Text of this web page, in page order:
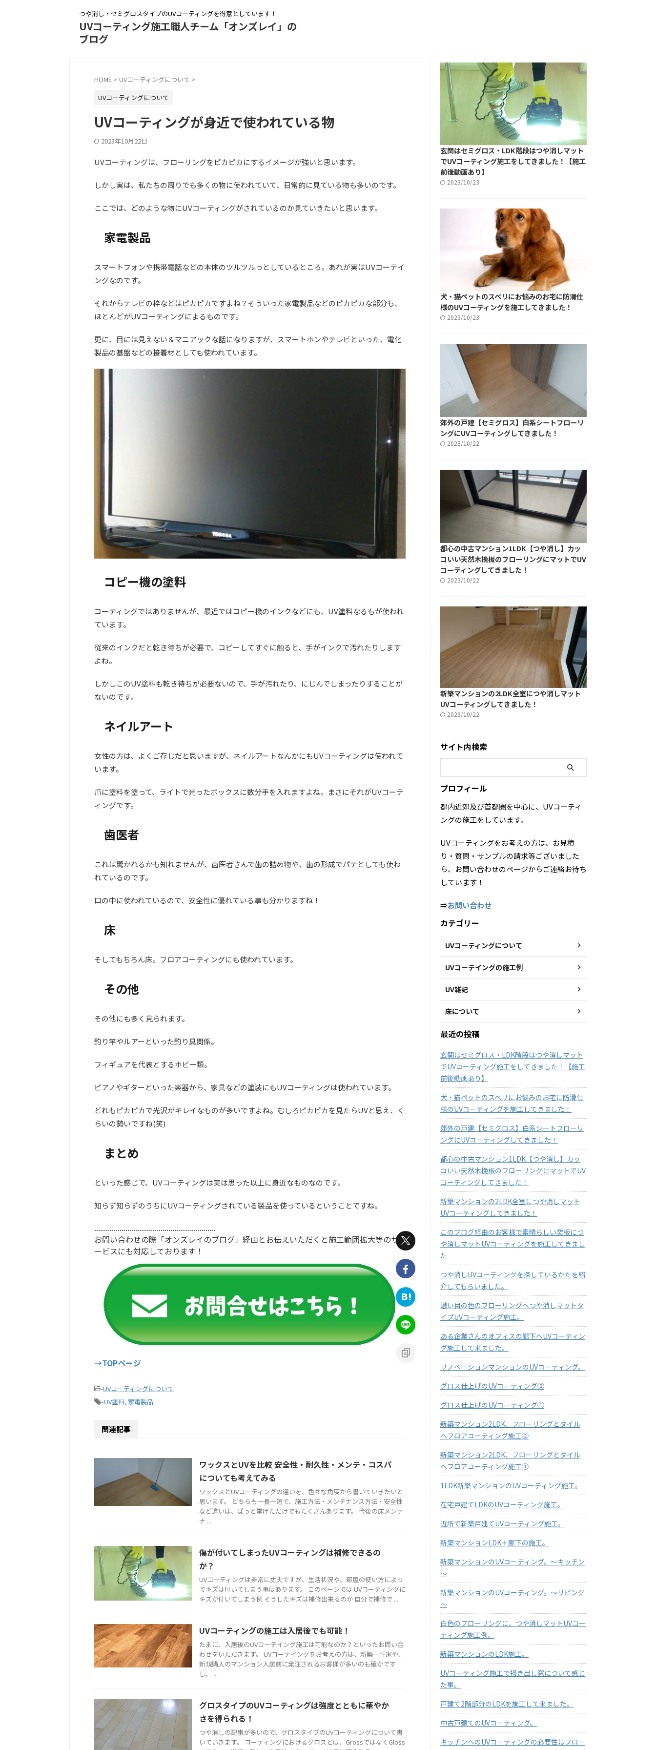
つや消し・セミグロスタイプのUVコーティングを得意としています！
UVコーティング施工職人チーム「オンズレイ」の
ブログ
HOME > UVコーティングについて >
UVコーティングについて
UVコーティングが身近で使われている物
2023年10月22日
UVコーティングは、フローリングをピカピカにするイメージが強いと思います。
しかし実は、私たちの周りでも多くの物に使われていて、日常的に見ている物も多いのです。
ここでは、どのような物にUVコーティングがされているのか見ていきたいと思います。
家電製品
スマートフォンや携帯電話などの本体のツルツルっとしているところ。あれが実はUVコーテイ
ングなのです。
それからテレビの枠などはピカピカですよね？そういった家電製品などのピカピカな部分も、
ほとんどがUVコーティングによるものです。
更に、目には見えない＆マニアックな話になりますが、スマートホンやテレビといった、電化
製品の基盤などの接着材としても使われています。
コピー機の塗料
コーティングではありませんが、最近ではコピー機のインクなどにも、UV塗料なるもが使われ
ています。
従来のインクだと乾き待ちが必要で、コピーしてすぐに触ると、手がインクで汚れたりします
よね。
しかしこのUV塗料も乾き待ちが必要ないので、手が汚れたり、にじんでしまったりすることが
ないのです。
ネイルアート
女性の方は、よくご存じだと思いますが、ネイルアートなんかにもUVコーティングは使われて
います。
爪に塗料を塗って、ライトで光ったボックスに数分手を入れますよね。まさにそれがUVコーテ
ィングです。
歯医者
これは驚かれるかも知れませんが、歯医者さんで歯の詰め物や、歯の形成でパテとしても使わ
れているのです。
口の中に使われているので、安全性に優れている事も分かりますね！
床
そしてもちろん床。フロアコーティングにも使われています。
その他
その他にも多く見られます。
釣り竿やルアーといった釣り具関係。
フィギュアを代表とするホビー類。
ピアノやギターといった楽器から、家具などの塗装にもUVコーティングは使われています。
どれもピカピカで光沢がキレイなものが多いですよね。むしろピカピカを見たらUVと思え、く
らいの勢いですね(笑)
まとめ
といった感じで、UVコーティングは実は思った以上に身近なものなのです。
知らず知らずのうちにUVコーティングされている製品を使っているということですね。
..............................................................
お問い合わせの際「オンズレイのブログ」経由とお伝えいただくと施工範囲拡大等のサ
ービスにも対応しております！
→TOPページ
-UVコーティングについて
-UV塗料, 家電製品
関連記事
ワックスとUVを比較 安全性・耐久性・メンテ・コスパ
についても考えてみる
ワックスとUVコーティングの違いを、色々な角度から書いていきたいと
思います。 どちらも一長一短で、施工方法・メンテナンス方法・安全性
など違いは、ぱっと挙げただけでもたくさんあります。 今後の床メンテ
ナ ...
傷が付いてしまったUVコーティングは補修できるの
か？
UVコーティングは非常に丈夫ですが、生活状況や、部屋の使い方によっ
てキズは付いてしまう事はあります。 このページでは UVコーティングに
キズが付いてしまう例 そうしたキズは補修出来るのか 自分で補修で ...
UVコーティングの施工は入居後でも可能！
たまに、入居後のUVコーテイング施工は可能なのか？といったお問い合
わせをいただきます。 UVコーテイングをお考えの方は、新築一軒家や、
新規購入のマンション入居前に発注されるお客様が多いのも確かです
し、 ...
グロスタイプのUVコーティングは強度とともに華やか
さを得られる！
つや消しの記事が多いので、グロスタイプのUVコーティングについて書
いていきます。 コーティングにおけるグロスとは、GrossではなくGloss
玄関はセミグロス・LDK階段はつや消しマット
でUVコーティング施工をしてきました！【施工
前後動画あり】
2023/10/23
犬・猫ペットのスベリにお悩みのお宅に防滑仕
様のUVコーティングを施工してきました！
2023/10/23
郊外の戸建【セミグロス】白系シートフローリ
ングにUVコーティングしてきました！
2023/10/22
都心の中古マンション1LDK【つや消し】カッ
コいい天然木挽板のフローリングにマットでUV
コーティングしてきました！
2023/10/22
新築マンションの2LDK全室につや消しマット
UVコーティングしてきました！
2023/10/22
サイト内検索
プロフィール
都内近郊及び首都圏を中心に、UVコーティ
ングの施工をしています。
UVコーティングをお考えの方は、お見積
り・質問・サンプルの請求等ございました
ら、お問い合わせのページからご連絡お待ち
しています！
⇒お問い合わせ
カテゴリー
UVコーティングについて
UVコーテイングの施工例
UV雑記
床について
最近の投稿
玄関はセミグロス・LDK階段はつや消しマット
でUVコーティング施工をしてきました！【施工
前後動画あり】
犬・猫ペットのスベリにお悩みのお宅に防滑仕
様のUVコーティングを施工してきました！
郊外の戸建【セミグロス】白系シートフローリ
ングにUVコーティングしてきました！
都心の中古マンション1LDK【つや消し】カッ
コいい天然木挽板のフローリングにマットでUV
コーティングしてきました！
新築マンションの2LDK全室につや消しマット
UVコーティングしてきました！
このブログ経由のお客様で素晴らしい突板につ
や消しマットUVコーティングを施工してきまし
た
つや消しUVコーティングを探しているかたを紹
介してもらいました。
濃い目の色のフローリングへつや消しマットタ
イプUVコーティング施工。
ある企業さんのオフィスの廊下へUVコーティン
グ施工して来ました。
リノベーションマンションのUVコーティング。
グロス仕上げのUVコーティング②
グロス仕上げのUVコーティング①
新築マンション2LDK、フローリングとタイル
へフロアコーティング施工②
新築マンション2LDK、フローリングとタイル
へフロアコーティング施工①
1LDK新築マンションのUVコーティング施工。
在宅戸建てLDKのUVコーティング施工。
近所で新築戸建てUVコーティング施工。
新築マンションLDK＋廊下の施工。
新築マンションのUVコーティング。～キッチン
～
新築マンションのUVコーティング。～リビング
～
白色のフローリングに、つや消しマットUVコー
ティング施工例。
新築マンションのLDK施工。
UVコーティング施工で掃き出し窓について感じ
た事。
戸建て2階部分のLDKを施工して来ました。
中古戸建てのUVコーティング。
キッチンへのUVコーティングの必要性はフロー